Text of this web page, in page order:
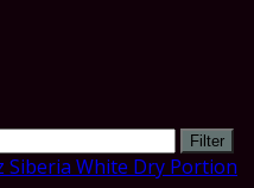
Filter